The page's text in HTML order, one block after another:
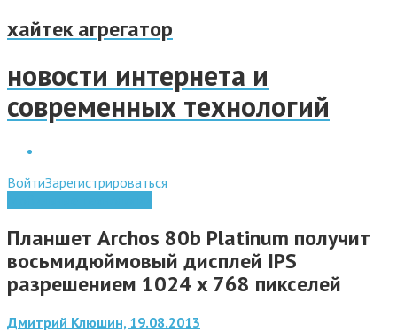
хайтек агрегатор
новости интернета и
современных технологий
ВойтиЗарегистрироваться
Планшет Archos 80b Platinum получит
восьмидюймовый дисплей IPS
разрешением 1024 x 768 пикселей
Дмитрий Клюшин, 19.08.2013